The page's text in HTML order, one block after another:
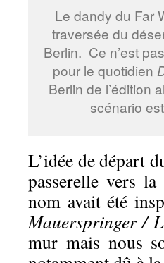
Le dandy du Far
traversée du
Berlin. Ce n’est
pour le quotidien
Berlin de l’édition
scénario
L’idée de départ
passerelle vers
nom avait été
Mauerspringer /
mur mais nous